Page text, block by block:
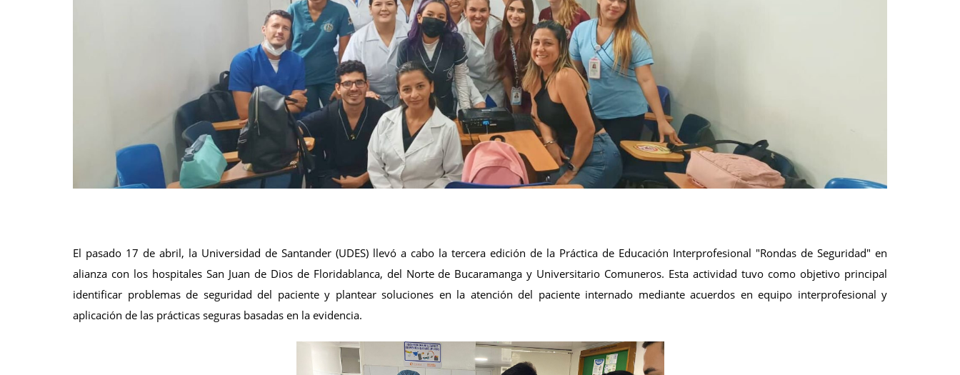
El pasado 17 de abril, la Universidad de Santander (UDES) llevó a cabo la tercera edición de la Práctica de Educación Interprofesional "Rondas de Seguridad" en
alianza con los hospitales San Juan de Dios de Floridablanca, del Norte de Bucaramanga y Universitario Comuneros. Esta actividad tuvo como objetivo principal
identificar problemas de seguridad del paciente y plantear soluciones en la atención del paciente internado mediante acuerdos en equipo interprofesional y
aplicación de las prácticas seguras basadas en la evidencia.